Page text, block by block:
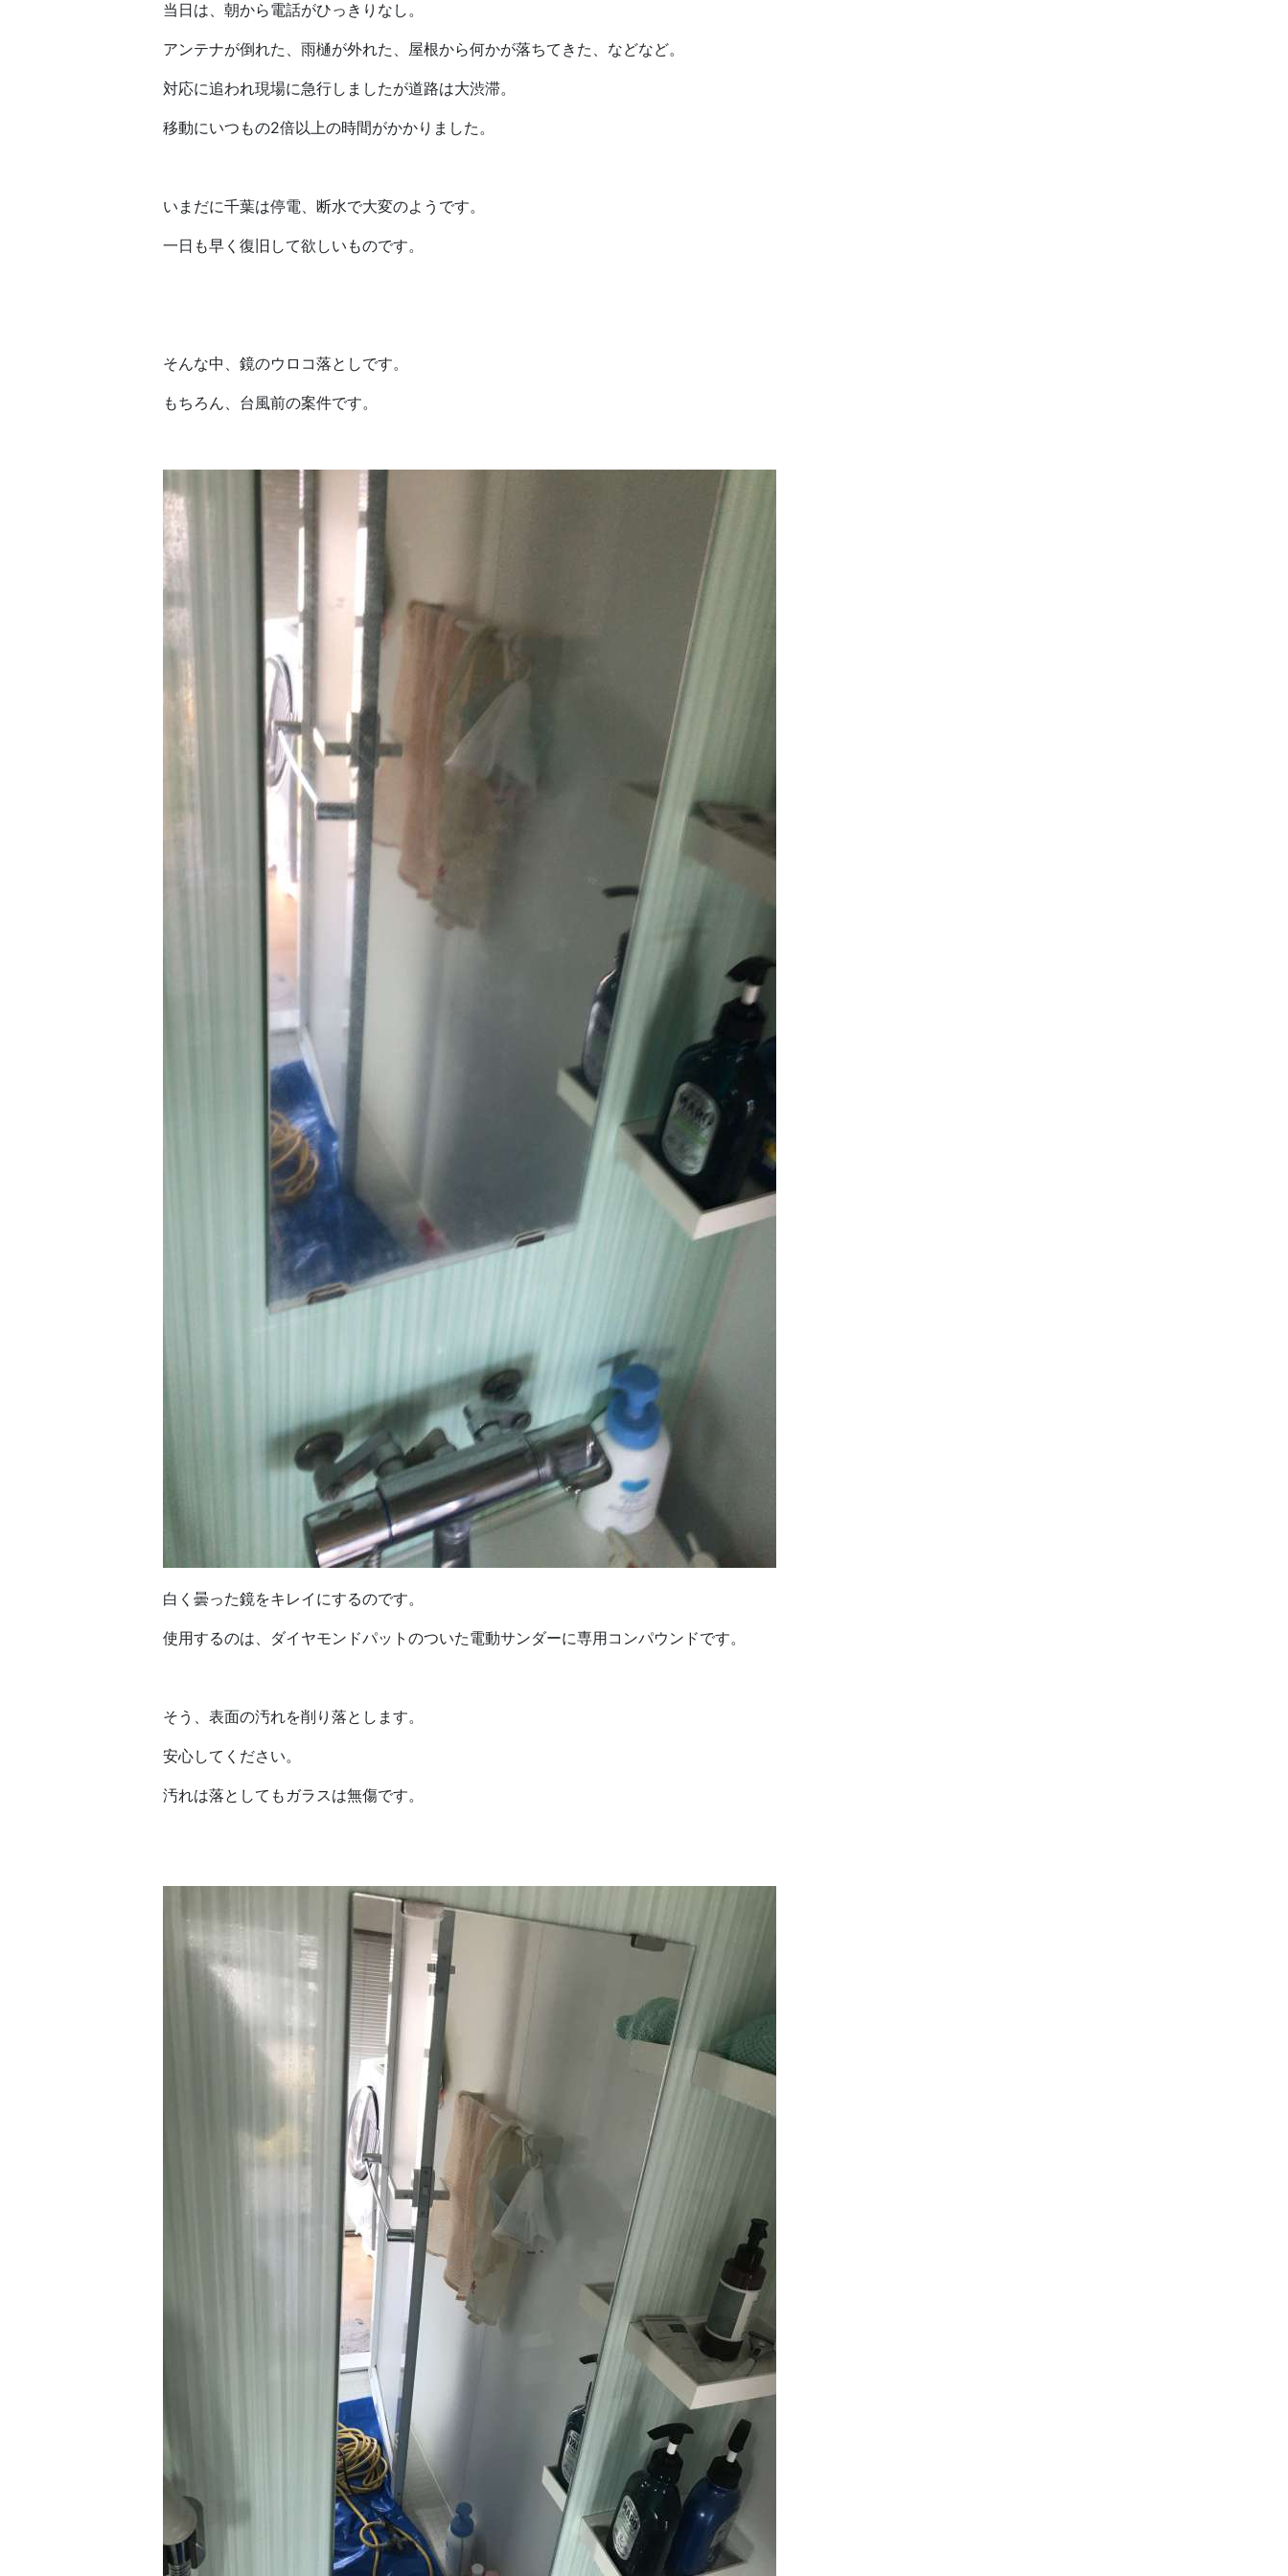
当日は、朝から電話がひっきりなし。
アンテナが倒れた、雨樋が外れた、屋根から何かが落ちてきた、などなど。
対応に追われ現場に急行しましたが道路は大渋滞。
移動にいつもの2倍以上の時間がかかりました。
いまだに千葉は停電、断水で大変のようです。
一日も早く復旧して欲しいものです。
そんな中、鏡のウロコ落としです。
もちろん、台風前の案件です。
白く曇った鏡をキレイにするのです。
使用するのは、ダイヤモンドパットのついた電動サンダーに専用コンパウンドです。
そう、表面の汚れを削り落とします。
安心してください。
汚れは落としてもガラスは無傷です。